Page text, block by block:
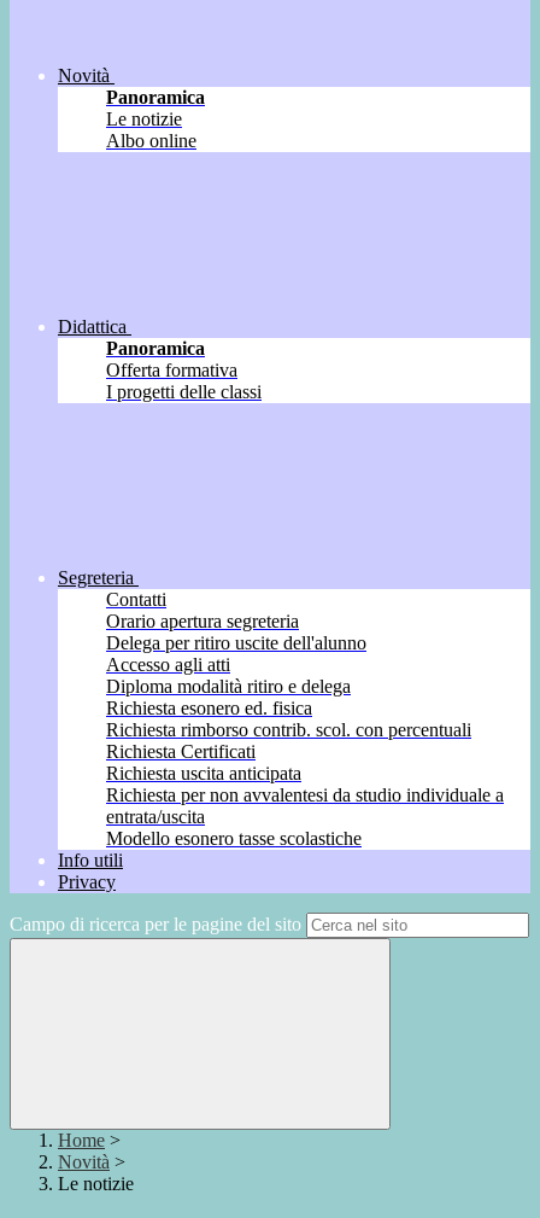
Novità
Panoramica
Le notizie
Albo online
Didattica
Panoramica
Offerta formativa
I progetti delle classi
Segreteria
Contatti
Orario apertura segreteria
Delega per ritiro uscite dell'alunno
Accesso agli atti
Diploma modalità ritiro e delega
Richiesta esonero ed. fisica
Richiesta rimborso contrib. scol. con percentuali
Richiesta Certificati
Richiesta uscita anticipata
Richiesta per non avvalentesi da studio individuale a
entrata/uscita
Modello esonero tasse scolastiche
Info utili
Privacy
Campo di ricerca per le pagine del sito
Home >
Novità >
Le notizie